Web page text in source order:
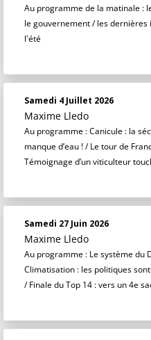
Au programme de la matinale :
le gouvernement / les
l'été
Samedi 4 Juillet 2026
Maxime Lledo
Au programme : Canicule : la
manque d’eau ! / Le tour de
Témoignage d’un viticulteur
Samedi 27 Juin 2026
Maxime Lledo
Au programme : Le système du
Climatisation : les politiques
/ Finale du Top 14 : vers un 4e